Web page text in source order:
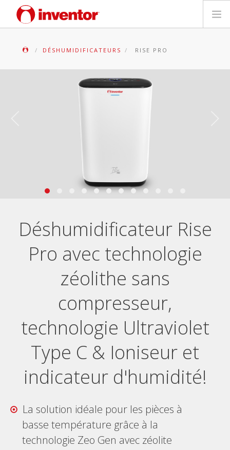
Mediathèque
DÉSHUMIDIFICATEURS RISE PRO
Déshumidificateur Rise
Pro avec technologie
zéolithe sans
compresseur,
technologie Ultraviolet
Type C & Ioniseur et
indicateur d'humidité!
La solution idéale pour les pièces à
basse température grâce à la
technologie Zeo Gen avec zéolite